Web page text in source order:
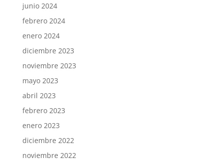
junio 2024
febrero 2024
enero 2024
diciembre 2023
noviembre 2023
mayo 2023
abril 2023
febrero 2023
enero 2023
diciembre 2022
noviembre 2022